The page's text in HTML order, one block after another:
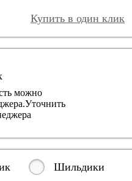
Купить в один клик
можно
Уточнить
Шильдики